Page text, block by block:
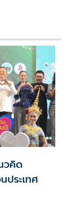
วคิด
ประเทศ